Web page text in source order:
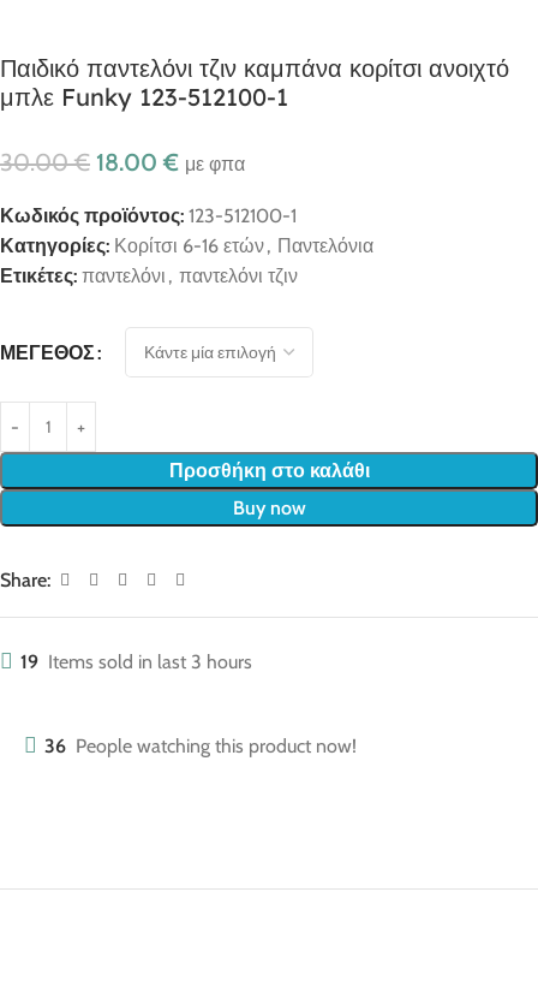
Παιδικό παντελόνι τζιν καμπάνα κορίτσι ανοιχτό
μπλε Funky 123-512100-1
30.00€ 18.00€ με φπα
Κωδικός προϊόντος: 123-512100-1
Κατηγορίες: Κορίτσι 6-16 ετών, Παντελόνια
Ετικέτες: παντελόνι , παντελόνι τζιν
ΜΈΓΕΘΟΣ
Προσθήκη στο καλάθι
Buy now
Share:
19 Items sold in last 3 hours
36 People watching this product now!